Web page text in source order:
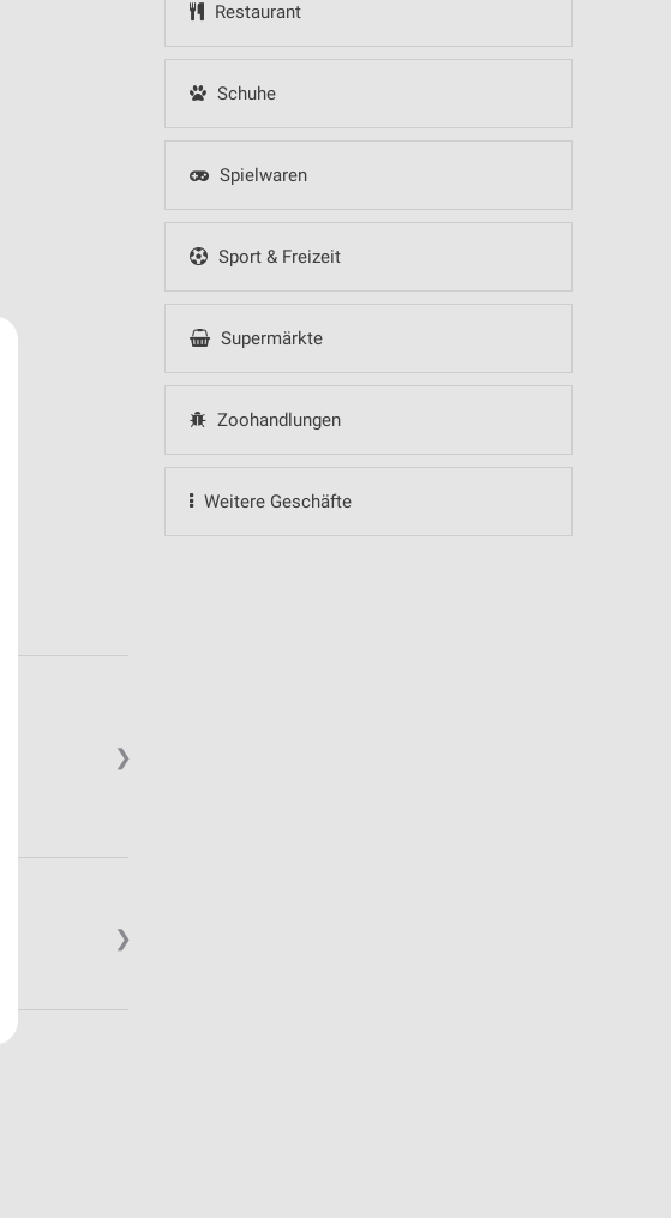
Restaurant
Schuhe
Spielwaren
Sport & Freizeit
Supermärkte
Zoohandlungen
Weitere Geschäfte
❯
❯